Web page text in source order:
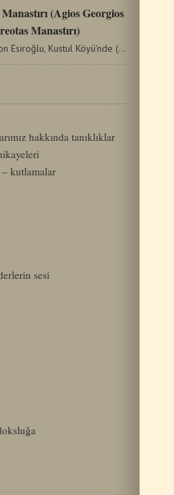
(Agios Georgios
Manastırı)
Trabzon Esiroğlu, Kustul Köyü’nde (Şimşirli) bulunan…
hakkında tanıklıklar
kutlamalar
sesi